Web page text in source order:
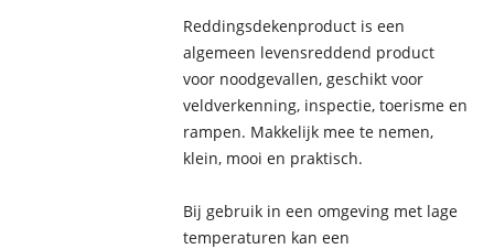
Reddingsdekenproduct is een
algemeen levensreddend product
voor noodgevallen, geschikt voor
veldverkenning, inspectie, toerisme en
rampen. Makkelijk mee te nemen,
klein, mooi en praktisch.
Bij gebruik in een omgeving met lage
temperaturen kan een